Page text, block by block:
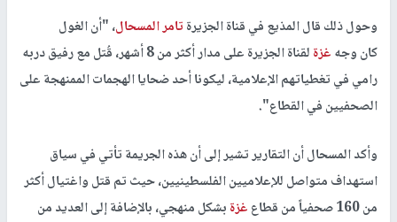
وحول ذلك قال المذيع في قناة الجزيرةتامر المسحال، "أن الغول
كان وجهغزة
لقناة الجزيرة على مدار أكثر من 8 أشهر، قُتل مع رفيق دربه
رامي في تغطياتهم الإعلامية، ليكونا أحد ضحايا الهجمات الممنهجة على
الصحفيين في القطاع".
وأكد المسحال أن التقارير تشير إلى أن هذه الجريمة تأتي في سياق
استهداف متواصل للإعلاميين الفلسطينيين، حيث تم قتل واغتيال أكثر
من 160 صحفياً من قطاع
غزةبشكل منهجي، بالإضافة إلى العديد من